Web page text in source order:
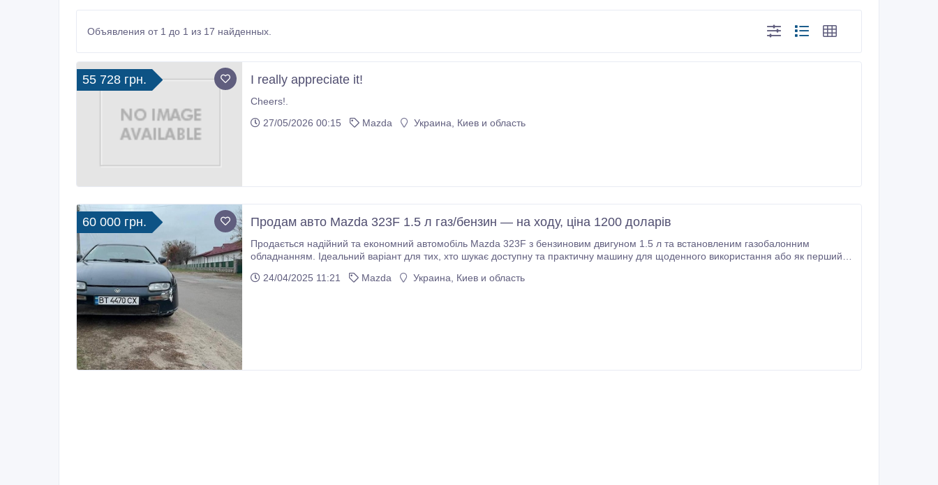
Объявления от 1 до 1 из 17 найденных.
55 728 грн. I really appreciate it!
Cheers!.
27/05/2026 00:15
Mazda Украина, Киев и область
60 000 грн. Продам авто Mazda 323F 1.5 л газ/бензин — на ходу, ціна 1200 доларів
Продається надійний та економний автомобіль Mazda 323F з бензиновим двигуном 1.5 л та встановленим газобалонним
обладнанням. Ідеальний варіант для тих, хто шукає доступну та практичну машину для щоденного використання або як перший
24/04/2025 11:21
Mazda Украина, Киев и область